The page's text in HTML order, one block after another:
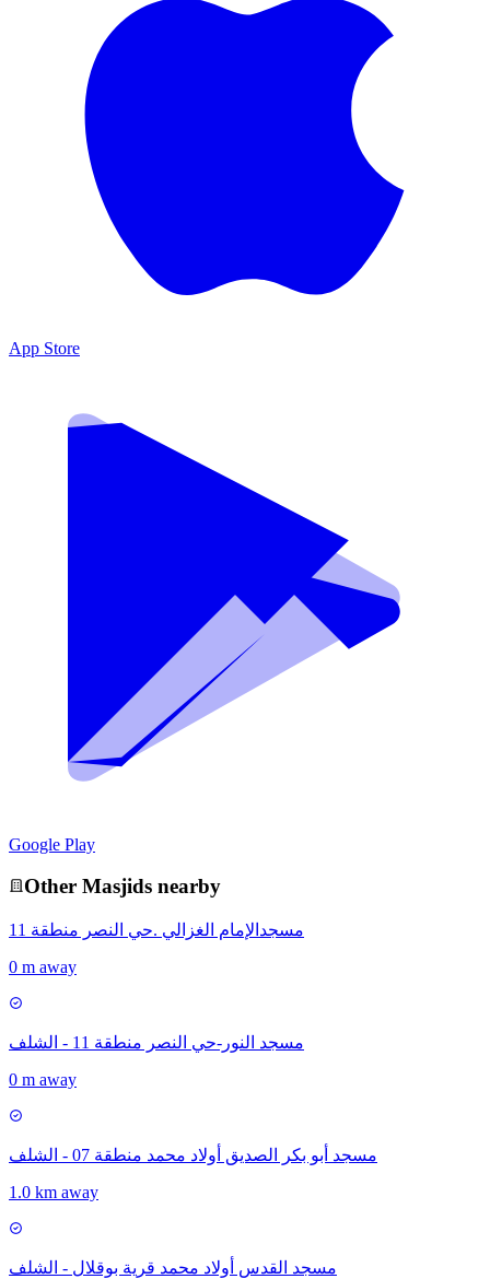
App Store
Google Play
Other Masjids nearby
مسجدالإمام الغزالي .حي النصر منطقة 11
0 m away
مسجد النور-حي النصر منطقة 11 - الشلف
0 m away
مسجد أبو بكر الصديق أولاد محمد منطقة 07 - الشلف
1.0 km away
مسجد القدس أولاد محمد قرية بوقلال - الشلف